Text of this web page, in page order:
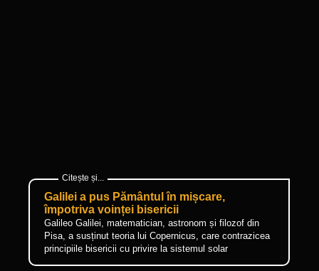
Galilei a pus Pământul în mișcare,
împotriva voinței bisericii
Galileo Galilei, matematician, astronom și filozof din
Pisa, a susținut teoria lui Copernicus, care contrazicea
principiile bisericii cu privire la sistemul solar